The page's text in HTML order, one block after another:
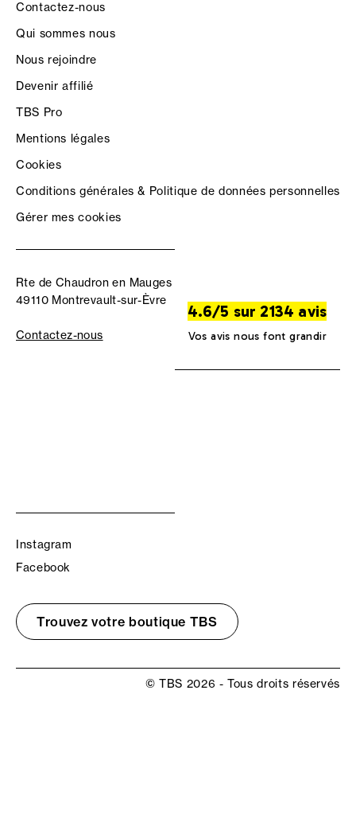
Contactez-nous
Qui sommes nous
Nous rejoindre
Devenir affilié
TBS Pro
Mentions légales
Cookies
Conditions générales & Politique de données personnelles
Gérer mes cookies
Rte de Chaudron en Mauges
49110 Montrevault-sur-Èvre
Contactez-nous
4.6/5 sur 2134 avis
Vos avis nous font grandir
Instagram
Facebook
Trouvez votre boutique TBS
© TBS 2026 - Tous droits réservés